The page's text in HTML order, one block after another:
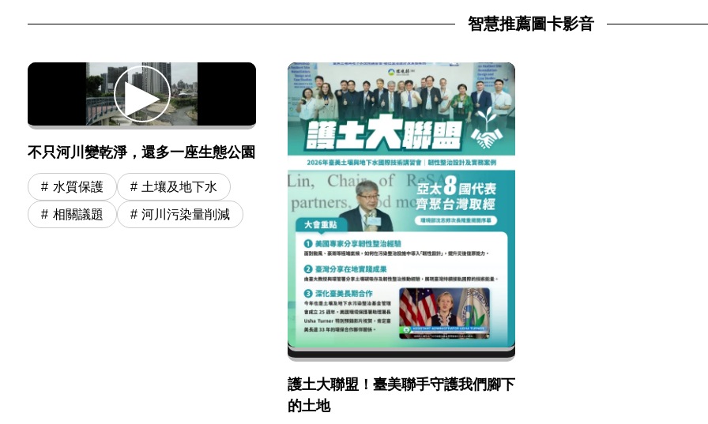
智慧推薦圖卡影音
不只河川變乾淨，還多一座生態公園
水質保護 土壤及地下水
相關議題 河川污染量削減
護土大聯盟！臺美聯手守護我們腳下
的土地